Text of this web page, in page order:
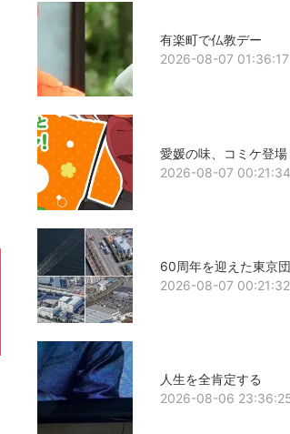
有楽町で仏教デー
2026-08-07 01:36:17
愛媛の味、コミケ登場
2026-08-07 00:21:34
60周年を迎えた東京
2026-08-07 00:21:32
人生を全肯定する
2026-08-06